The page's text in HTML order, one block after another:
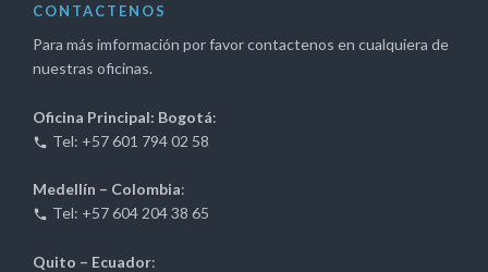
CONTACTENOS
Para más imformación por favor contactenos en cualquiera de
nuestras oficinas.
Oficina Principal: Bogotá:
Tel: +57 601 794 02 58
Medellín – Colombia:
Tel: +57 604 204 38 65
Quito – Ecuador: